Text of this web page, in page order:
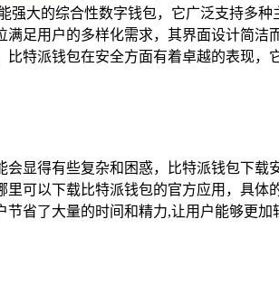
大的综合性数字钱包，它广泛支持多
足用户的多样化需求，其界面设计简
特派钱包在安全方面有着卓越的表现
显得有些复杂和困惑，比特派钱包下
可以下载比特派钱包的官方应用，具
省了大量的时间和精力,让用户能够更加